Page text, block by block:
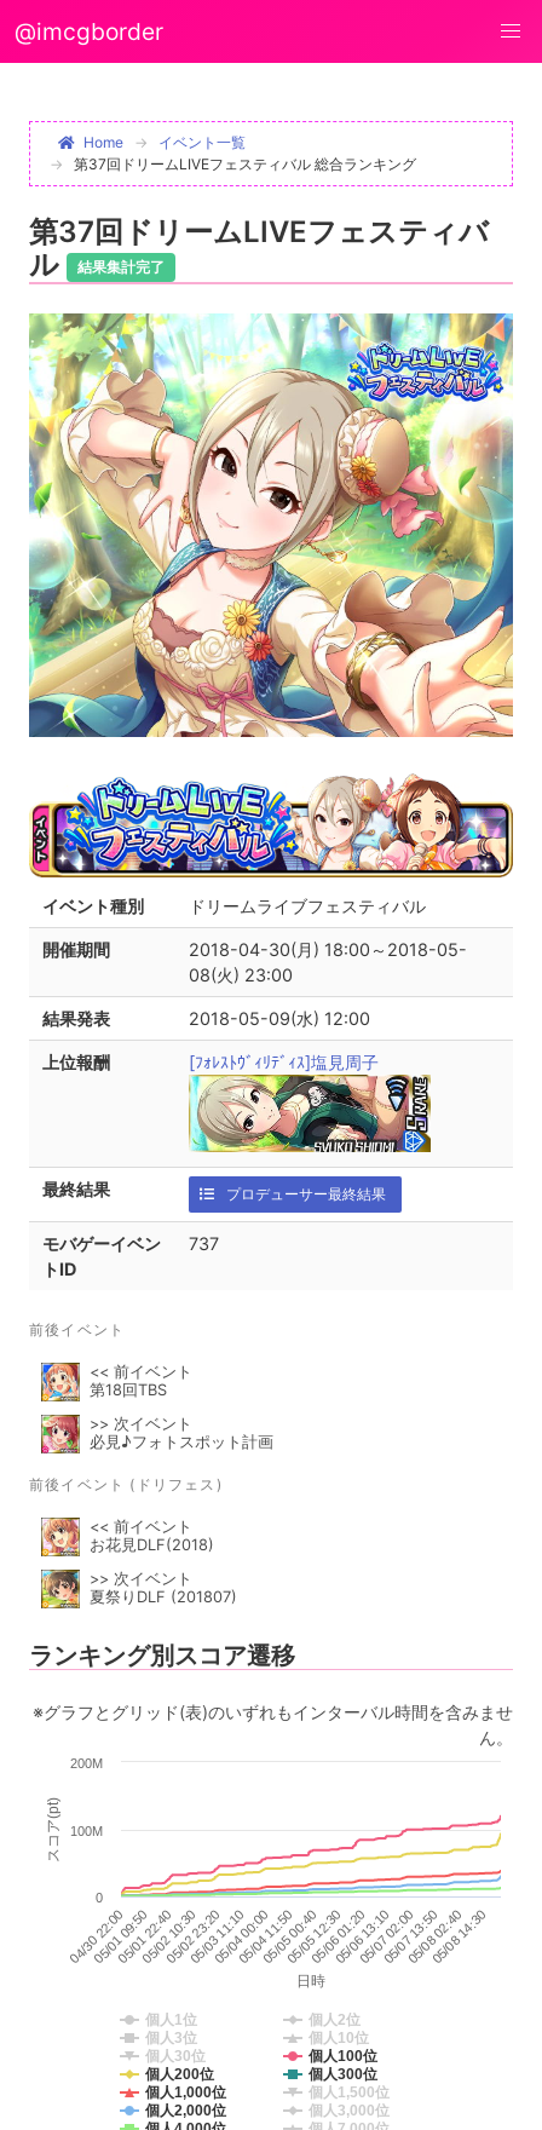
@imcgborder
Home
イベント一覧
第37回ドリームLIVEフェスティバル 総合ランキング
第37回ドリームLIVEフェスティバ
ル
結果集計完了
イベント種別 ドリームライブフェスティバル
開催期間
2018-04-30(月) 18:00～2018-05-
08(火) 23:00
結果発表 2018-05-09(水) 12:00
上位報酬 [ﾌｫﾚｽﾄｳﾞｨﾘﾃﾞｨｽ]塩見周子
最終結果 プロデューサー最終結果
モバゲーイベン
トID
737
前後イベント
<< 前イベント
第18回TBS
>> 次イベント
必見♪フォトスポット計画
前後イベント (ドリフェス)
<< 前イベント
お花見DLF(2018)
>> 次イベント
夏祭りDLF (201807)
ランキング別スコア遷移
※グラフとグリッド(表)のいずれもインターバル時間を含みませ
ん。
日時
スコア(pt)
04/30 22:00
05/01 09:50
05/01 22:40
05/02 10:30
05/02 23:20
05/03 11:10
05/04 00:00
05/04 11:50
05/05 00:40
05/05 12:30
05/06 01:20
05/06 13:10
05/07 02:00
05/07 13:50
05/08 02:40
05/08 14:30
0
100M
200M
個人1位
個人2位
個人3位
個人10位
個人30位
個人100位
個人200位
個人300位
個人1,000位
個人1,500位
個人2,000位
個人3,000位